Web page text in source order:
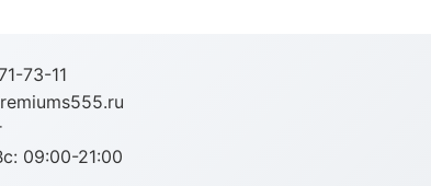
73-11
09:00-21:00